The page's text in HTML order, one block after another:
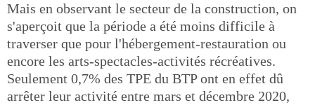
Mais en observant le secteur de la construction, on
s'aperçoit que la période a été moins difficile à
traverser que pour l'hébergement-restauration ou
encore les arts-spectacles-activités récréatives.
Seulement 0,7% des TPE du BTP ont en effet dû
arrêter leur activité entre mars et décembre 2020,